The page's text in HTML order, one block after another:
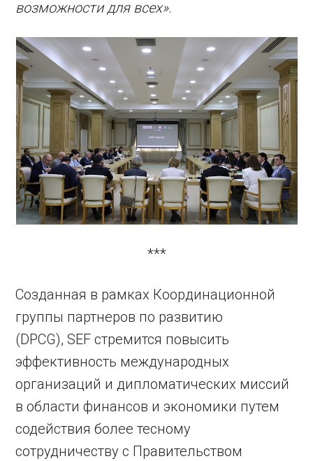
возможности для всех».
***
Созданная в рамках Координационной
группы партнеров по развитию
(DPCG), SEF стремится повысить
эффективность международных
организаций и дипломатических миссий
в области финансов и экономики путем
содействия более тесному
сотрудничеству с Правительством